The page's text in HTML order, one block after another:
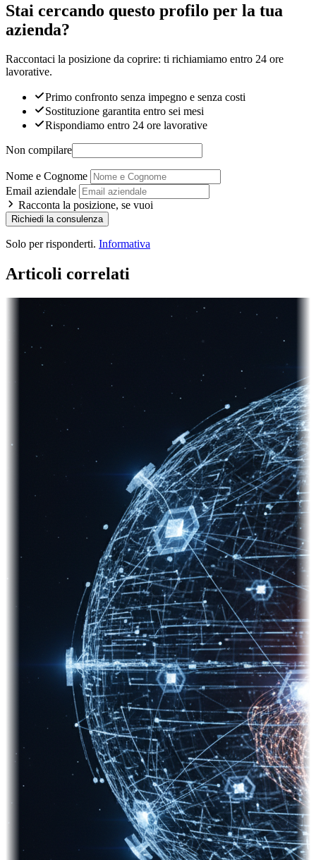
Stai cercando questo profilo per la tua
azienda?
Raccontaci la posizione da coprire: ti richiamiamo entro 24 ore
lavorative.
Primo confronto senza impegno e senza costi
Sostituzione garantita entro sei mesi
Rispondiamo entro 24 ore lavorative
Non compilare
Nome e Cognome
Email aziendale
Racconta la posizione, se vuoi
Richiedi la consulenza
Solo per risponderti. Informativa
Articoli correlati